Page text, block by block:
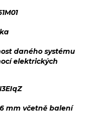
daného systému
elektrických
mm včetně balení